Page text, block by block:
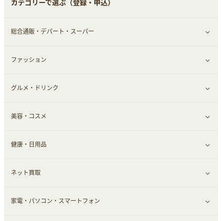
カテゴリーで選ぶ（登録・申込）
総合通販・デパート・スーパー
すべて見る
総合通販
ファッション
すべて見る
ファッション
インナー・下着
スーツ・フォーマル
グルメ・ドリンク
すべて見る
グルメ
お酒
食材宅配
美容・コスメ
すべて見る
ヘアケア
エステ・サロン
健康・日用品
すべて見る
スポーツ・フィットネス
ネット買取
すべて見る
家電・パソコン・スマートフォン